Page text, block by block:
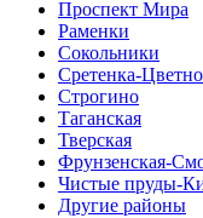
Проспект Мира
Раменки
Сокольники
Сретенка-
Строгино
Таганская
Тверская
Фрунзенская-
Чистые пруды-
Другие районы